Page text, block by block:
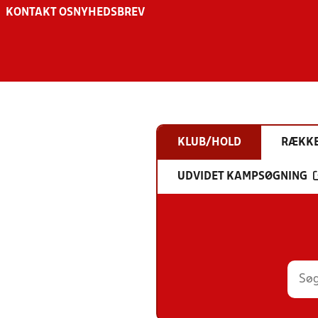
KONTAKT OS NYHEDSBREV
KLUB/HOLD
UDVIDET KAMPSØGNING